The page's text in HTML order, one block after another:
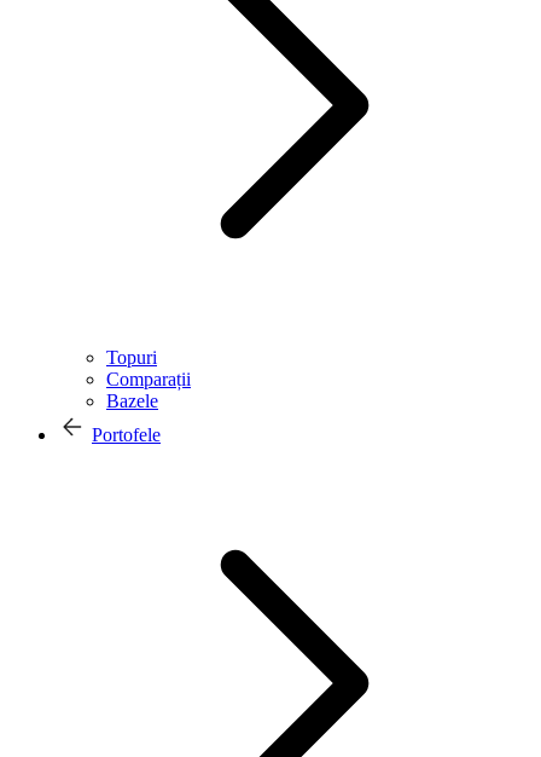
Topuri
Comparații
Bazele
Portofele